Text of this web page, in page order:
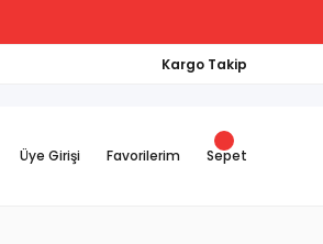
Kargo Takip
Üye Girişi Favorilerim Sepet